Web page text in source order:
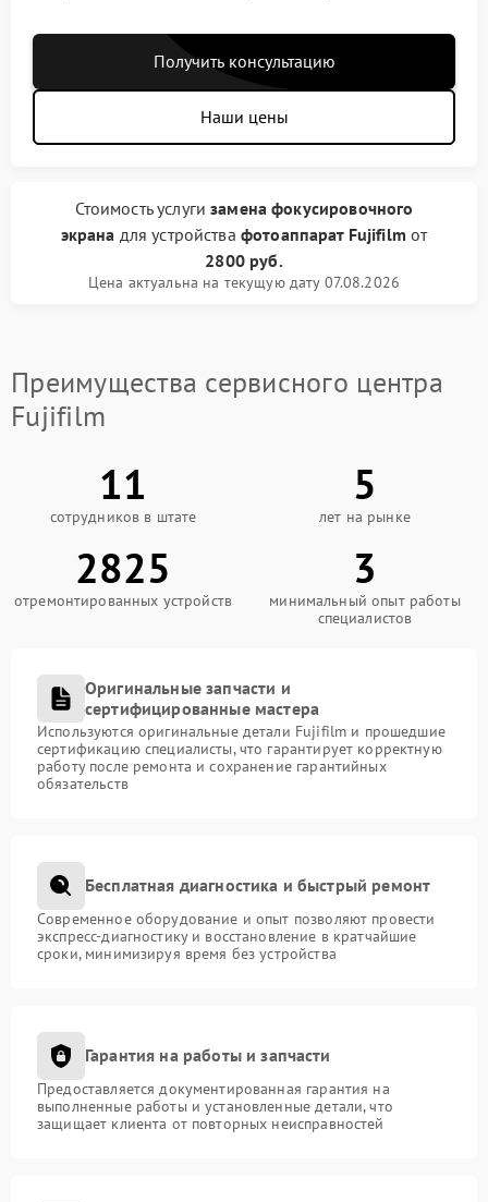
Получить консультацию
Наши цены
Стоимость услугизамена фокусировочного
экрана для устройства фотоаппарат Fujifilm от
2800 руб.
Цена актуальна на текущую дату 07.08.2026
Преимущества сервисного центра
Fujifilm
11
сотрудников в штате
5
лет на рынке
2825
отремонтированных устройств
3
минимальный опыт работы
специалистов
Оригинальные запчасти и
сертифицированные мастера
Используются оригинальные детали Fujifilm и прошедшие
сертификацию специалисты, что гарантирует корректную
работу после ремонта и сохранение гарантийных
обязательств
Бесплатная диагностика и быстрый ремонт
Современное оборудование и опыт позволяют провести
экспресс-диагностику и восстановление в кратчайшие
сроки, минимизируя время без устройства
Гарантия на работы и запчасти
Предоставляется документированная гарантия на
выполненные работы и установленные детали, что
защищает клиента от повторных неисправностей